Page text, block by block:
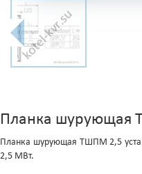
Планка шурующая
Планка шурующая ТШПМ 2,5
2,5 МВт.